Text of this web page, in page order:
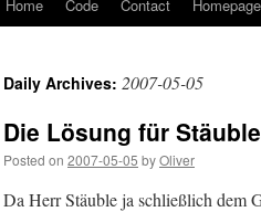
Home Code Contact Homepage
Daily Archives: 2007-05-05
Die Lösung für
Posted on 2007-05-05 byOliver
Da Herr Stäuble ja schließlich dem